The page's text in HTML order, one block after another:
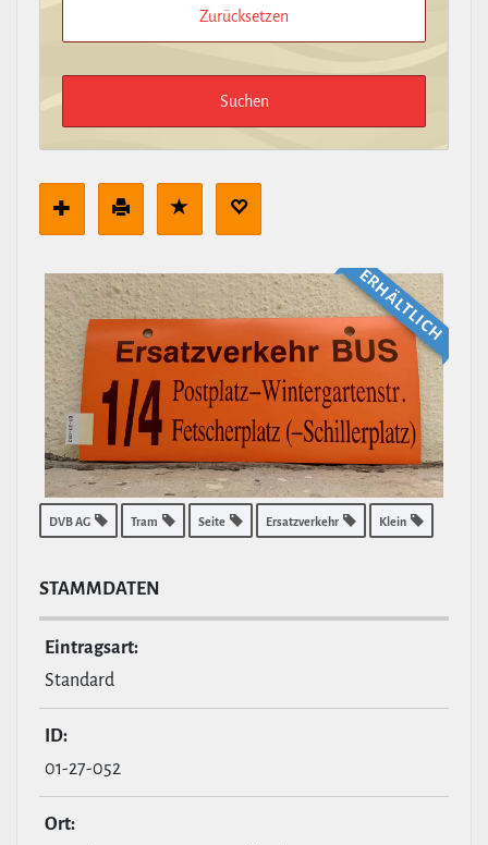
ERHÄLT­LICH
DVB AG Tram Seite Ersatzverkehr Klein
STAMM­DATEN
Ein­tragsart:
Standard
ID:
01-27-052
Ort: